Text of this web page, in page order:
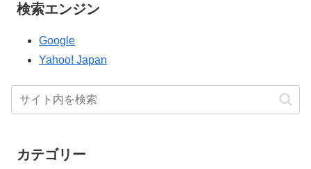
検索エンジン
Google
Yahoo! Japan
カテゴリー